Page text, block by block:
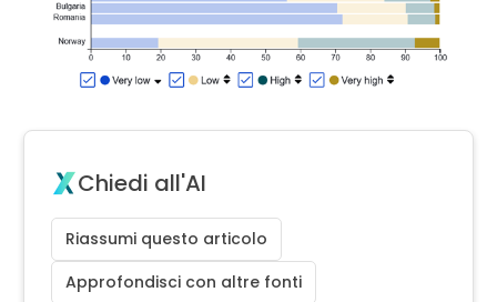
Chiedi all'AI
Riassumi questo articolo
Approfondisci con altre fonti